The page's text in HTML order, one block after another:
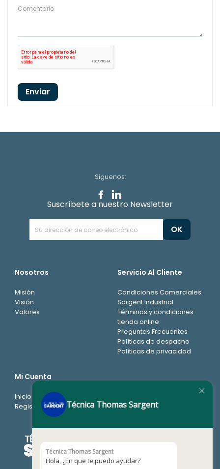
Enviar
Nosotros
Misión
Visión
Valores
Servicio Al Cliente
Condiciones Comerciales
Sargent Industrial
Términos y condiciones
tienda online
Preguntas Frecuentes
Políticas de despacho
Políticas de privacidad
Mi Cuenta
Inicio de sesión
Registro
Síguenos:
Suscríbete a nuestro Newsletter
Técnica Thomas Sargent
Técnica Thomas Sargent
Hola, ¿En que te puedo ayudar?